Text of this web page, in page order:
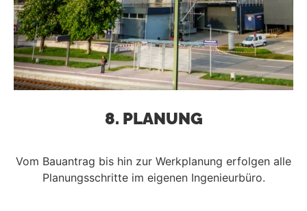
8. PLANUNG
Vom Bauantrag bis hin zur Werkplanung erfolgen alle
Planungsschritte im eigenen Ingenieurbüro.